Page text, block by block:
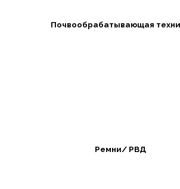
Почвообрабатывающая
Ремни/ РВД